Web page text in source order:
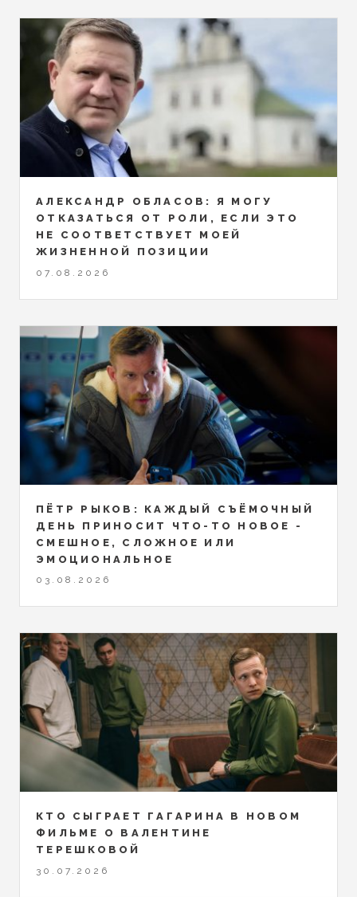
АЛЕКСАНДР ОБЛАСОВ: Я МОГУ
ОТКАЗАТЬСЯ ОТ РОЛИ, ЕСЛИ ЭТО
НЕ СООТВЕТСТВУЕТ МОЕЙ
ЖИЗНЕННОЙ ПОЗИЦИИ
07.08.2026
ПЁТР РЫКОВ: КАЖДЫЙ СЪЁМОЧНЫЙ
ДЕНЬ ПРИНОСИТ ЧТО-ТО НОВОЕ -
СМЕШНОЕ, СЛОЖНОЕ ИЛИ
ЭМОЦИОНАЛЬНОЕ
03.08.2026
КТО СЫГРАЕТ ГАГАРИНА В НОВОМ
ФИЛЬМЕ О ВАЛЕНТИНЕ
ТЕРЕШКОВОЙ
30.07.2026